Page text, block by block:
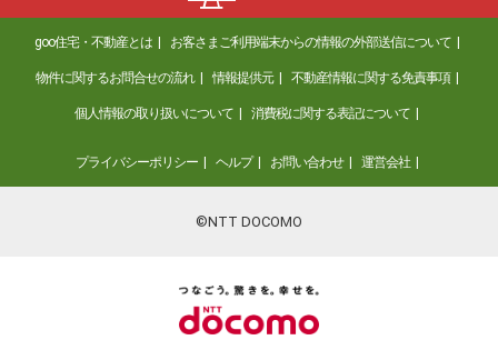
goo住宅・不動産とは お客さまご利用端末からの情報の外部送信について
物件に関するお問合せの流れ 情報提供元 不動産情報に関する免責事項
個人情報の取り扱いについて 消費税に関する表記について
プライバシーポリシー ヘルプ お問い合わせ 運営会社
©NTT DOCOMO